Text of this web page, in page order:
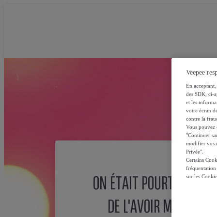
ON ÉTAIT POURTANT
DE L'AVOIR MISE ICI !
Veepee
En
des SDK, ci-
et les
votre écran
contre la
Vous pouvez
"Continuer
modifier vos
Privée".
Certains
fréquentation
sur les